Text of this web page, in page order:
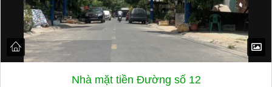
Nhà mặt tiền Đường số 12